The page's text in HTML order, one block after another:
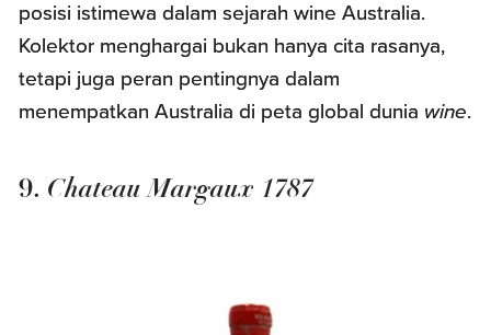
posisi istimewa dalam sejarah wine Australia.
Kolektor menghargai bukan hanya cita rasanya,
tetapi juga peran pentingnya dalam
menempatkan Australia di peta global dunia wine.
9. Chateau Margaux 1787